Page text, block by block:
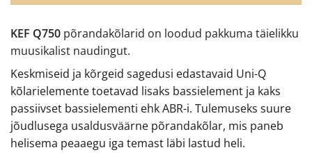
KEF Q750 põrandakõlarid on loodud pakkuma täielikku
muusikalist naudingut.
Keskmiseid ja kõrgeid sagedusi edastavaid Uni-Q
kõlarielemente toetavad lisaks bassielement ja kaks
passiivset bassielementi ehk ABR-i. Tulemuseks suure
jõudlusega usaldusväärne põrandakõlar, mis paneb
helisema peaaegu iga temast läbi lastud heli.